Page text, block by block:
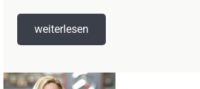
weiterlesen